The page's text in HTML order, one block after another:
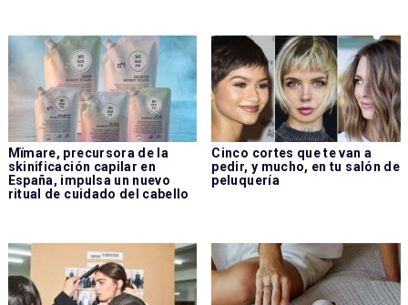
Mïmare, precursora de la
skinificación capilar en
España, impulsa un nuevo
ritual de cuidado del cabello
Cinco cortes que te van a
pedir, y mucho, en tu salón de
peluquería